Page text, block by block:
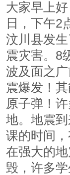
大家早上
日，下午2
汶川县发
震灾害。8
波及面之
震爆发！
原子弹！
地。地震
课的时间
在强大的
毁，许多